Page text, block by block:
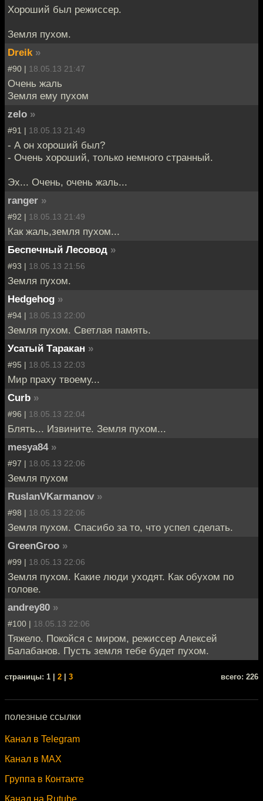
Хороший был режиссер.
Земля пухом.
Dreik »
#90 | 18.05.13 21:47
Очень жаль
Земля ему пухом
zelo »
#91 | 18.05.13 21:49
- А он хороший был?
- Очень хороший, только немного странный.
Эх... Очень, очень жаль...
ranger »
#92 | 18.05.13 21:49
Как жаль,земля пухом...
Беспечный Лесовод »
#93 | 18.05.13 21:56
Земля пухом.
Hedgehog »
#94 | 18.05.13 22:00
Земля пухом. Светлая память.
Усатый Таракан »
#95 | 18.05.13 22:03
Мир праху твоему...
Curb »
#96 | 18.05.13 22:04
Блять... Извините. Земля пухом...
mesya84 »
#97 | 18.05.13 22:06
Земля пухом
RuslanVKarmanov »
#98 | 18.05.13 22:06
Земля пухом. Спасибо за то, что успел сделать.
GreenGroo »
#99 | 18.05.13 22:06
Земля пухом. Какие люди уходят. Как обухом по
голове.
andrey80 »
#100 | 18.05.13 22:06
Тяжело. Покойся с миром, режиссер Алексей
Балабанов. Пусть земля тебе будет пухом.
cтраницы: 1 | 2 3 всего: 226
полезные ссылки
Канал в Telegram
Канал в MAX
Группа в Контакте